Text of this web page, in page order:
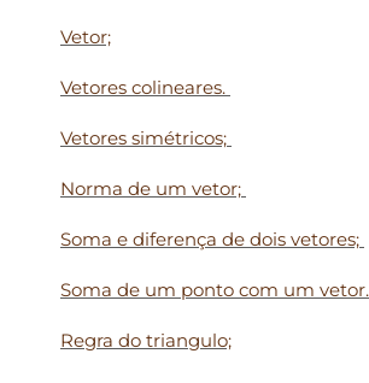
Vetor;
Vetores colineares.
Vetores simétricos;
Norma de um vetor;
Soma e diferença de dois vetores;
Soma de um ponto com um vetor.
Regra do triangulo;